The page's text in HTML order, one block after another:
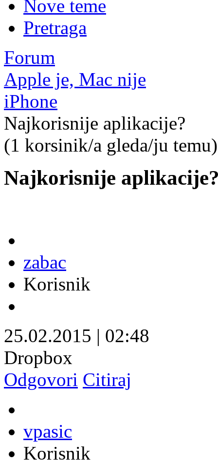
Nove teme
Pretraga
Forum
Apple je, Mac nije
iPhone
Najkorisnije aplikacije?
(1 korsinik/a gleda/ju
Najkorisnije
zabac
Korisnik
25.02.2015 | 02:48
Dropbox
Odgovori Citiraj
vpasic
Korisnik